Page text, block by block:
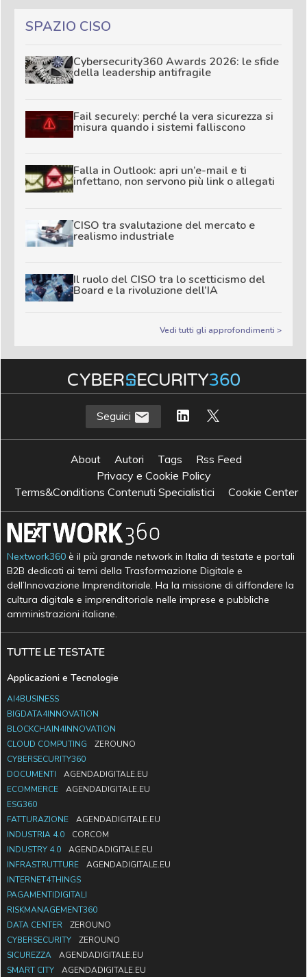
SPAZIO CISO
Cybersecurity360 Awards 2026: le sfide
della leadership antifragile
Fail securely: perché la vera sicurezza si
misura quando i sistemi falliscono
Falla in Outlook: apri un’e-mail e ti
infettano, non servono più link o allegati
CISO tra svalutazione del mercato e
realismo industriale
Il ruolo del CISO tra lo scetticismo del
Board e la rivoluzione dell’IA
Vedi tutti gli approfondimenti >
Seguici
About Autori Tags
Rss Feed
Privacy e Cookie Policy
Terms&Conditions Contenuti Specialistici
Cookie Center
Nextwork360 è il più grande network in Italia di testate e portali
B2B dedicati ai temi della Trasformazione Digitale e
dell’Innovazione Imprenditoriale. Ha la missione di diffondere la
cultura digitale e imprenditoriale nelle imprese e pubbliche
amministrazioni italiane.
TUTTE LE TESTATE
Applicazioni e Tecnologie
AI4BUSINESS
BIGDATA4INNOVATION
BLOCKCHAIN4INNOVATION
CLOUD COMPUTING
ZEROUNO
CYBERSECURITY360
DOCUMENTI
AGENDADIGITALE.EU
ECOMMERCE
AGENDADIGITALE.EU
ESG360
FATTURAZIONE
AGENDADIGITALE.EU
INDUSTRIA 4.0
CORCOM
INDUSTRY 4.0
AGENDADIGITALE.EU
INFRASTRUTTURE
AGENDADIGITALE.EU
INTERNET4THINGS
PAGAMENTIDIGITALI
RISKMANAGEMENT360
DATA CENTER
ZEROUNO
CYBERSECURITY
ZEROUNO
SICUREZZA
AGENDADIGITALE.EU
SMART CITY
AGENDADIGITALE.EU